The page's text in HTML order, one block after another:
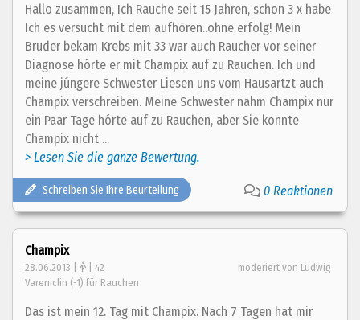
Hallo zusammen, Ich Rauche seit 15 Jahren, schon 3 x habe
Ich es versucht mit dem aufhōren..ohne erfolg! Mein
Bruder bekam Krebs mit 33 war auch Raucher vor seiner
Diagnose hórte er mit Champix auf zu Rauchen. Ich und
meine júngere Schwester Liesen uns vom Hausartzt auch
Champix verschreiben. Meine Schwester nahm Champix nur
ein Paar Tage hórte auf zu Rauchen, aber Sie konnte
Champix nicht ...
> Lesen Sie die ganze Bewertung.
Schreiben Sie Ihre Beurteilung 0 Reaktionen
Champix
28.06.2013 | | 42
moderiert von Ludwig
Vareniclin (-1) für Rauchen
Das ist mein 12. Tag mit Champix. Nach 7 Tagen hat mir